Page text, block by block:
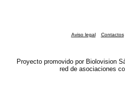
Aviso legal Contactos
Proyecto promovido por Biolovision
red de asociaciones